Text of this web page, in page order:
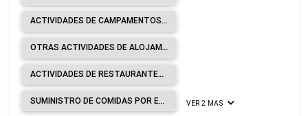
ACTIVIDADES DE CAMPAMENTOS, PARQUES DE VEHÍCULOS DE RECREO Y PARQUES DE CARAVANAS.
OTRAS ACTIVIDADES DE ALOJAMIENTO.
ACTIVIDADES DE RESTAURANTES Y DE SERVICIO MÓVIL DE COMIDAS.
SUMINISTRO DE COMIDAS POR ENCARGO. VER 2 MAS